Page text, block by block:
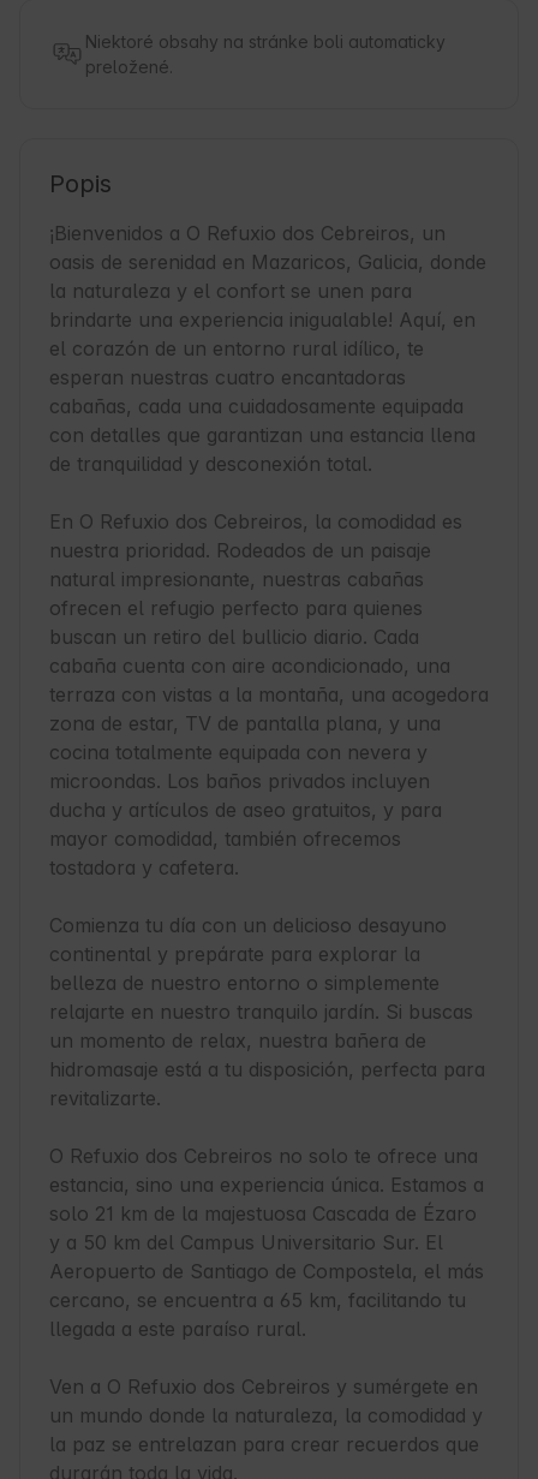
Niektoré obsahy na stránke boli automaticky
preložené.
Popis
¡Bienvenidos a O Refuxio dos Cebreiros, un
oasis de serenidad en Mazaricos, Galicia, donde
la naturaleza y el confort se unen para
brindarte una experiencia inigualable! Aquí, en
el corazón de un entorno rural idílico, te
esperan nuestras cuatro encantadoras
cabañas, cada una cuidadosamente equipada
con detalles que garantizan una estancia llena
de tranquilidad y desconexión total.
En O Refuxio dos Cebreiros, la comodidad es
nuestra prioridad. Rodeados de un paisaje
natural impresionante, nuestras cabañas
ofrecen el refugio perfecto para quienes
buscan un retiro del bullicio diario. Cada
cabaña cuenta con aire acondicionado, una
terraza con vistas a la montaña, una acogedora
zona de estar, TV de pantalla plana, y una
cocina totalmente equipada con nevera y
microondas. Los baños privados incluyen
ducha y artículos de aseo gratuitos, y para
mayor comodidad, también ofrecemos
tostadora y cafetera.
Comienza tu día con un delicioso desayuno
continental y prepárate para explorar la
belleza de nuestro entorno o simplemente
relajarte en nuestro tranquilo jardín. Si buscas
un momento de relax, nuestra bañera de
hidromasaje está a tu disposición, perfecta para
revitalizarte.
O Refuxio dos Cebreiros no solo te ofrece una
estancia, sino una experiencia única. Estamos a
solo 21 km de la majestuosa Cascada de Ézaro
y a 50 km del Campus Universitario Sur. El
Aeropuerto de Santiago de Compostela, el más
cercano, se encuentra a 65 km, facilitando tu
llegada a este paraíso rural.
Ven a O Refuxio dos Cebreiros y sumérgete en
un mundo donde la naturaleza, la comodidad y
la paz se entrelazan para crear recuerdos que
durarán toda la vida.